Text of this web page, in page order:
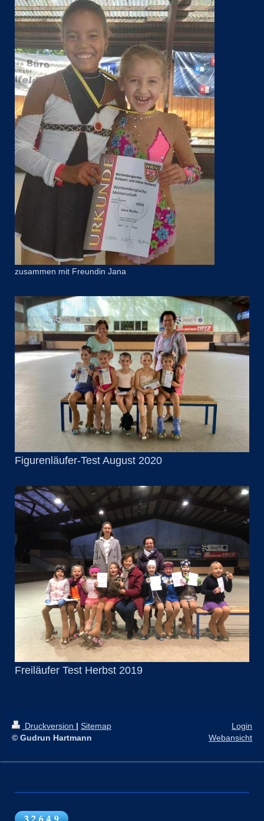
zusammen mit Freundin Jana
Figurenläufer-Test August 2020
Freiläufer Test Herbst 2019
Druckversion | Sitemap
© Gudrun Hartmann
Login
Webansicht